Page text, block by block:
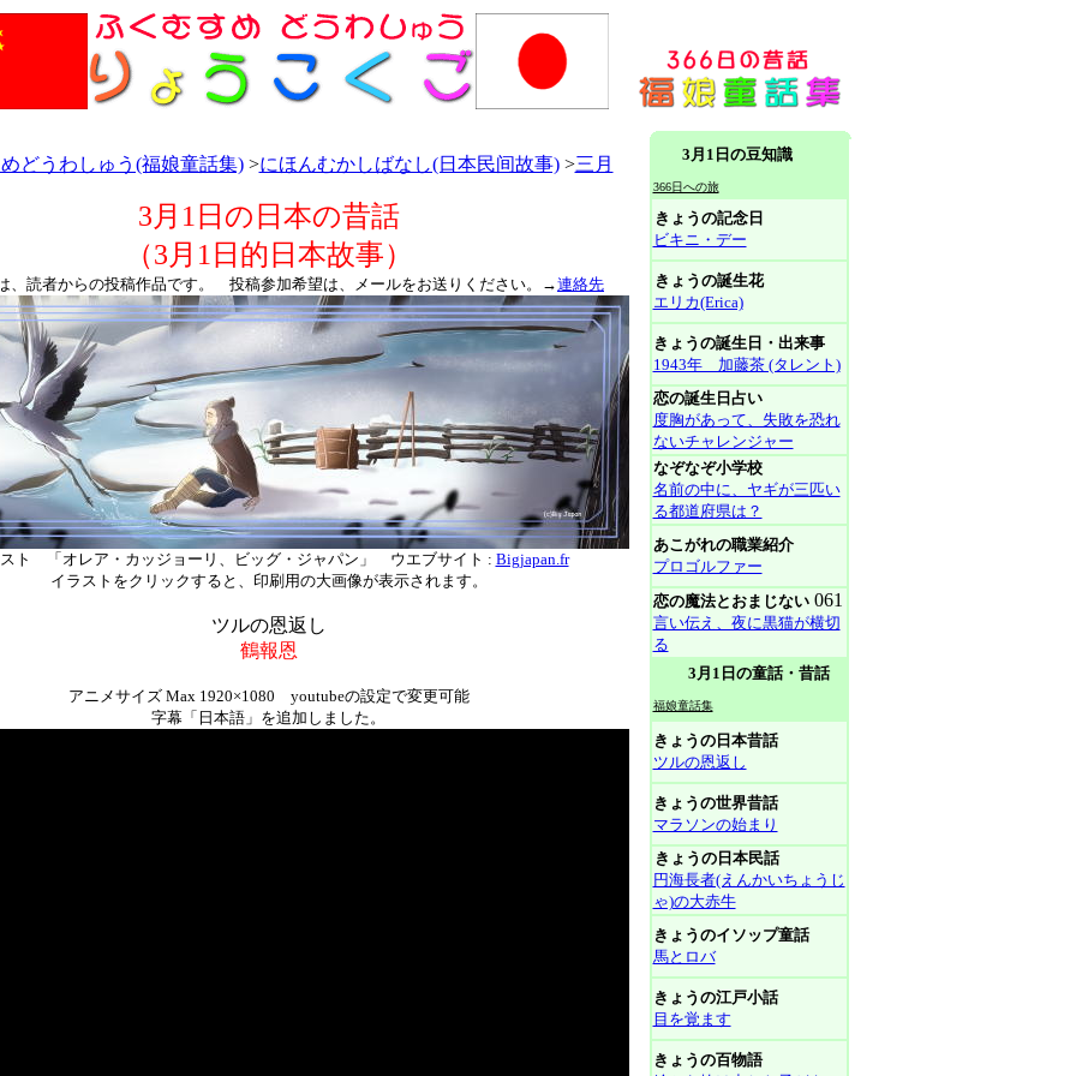
どうわしゅう(福娘童話集)>にほんむかしばなし(日本民间故事)>三月
3月1日の日本の昔話
（3月1日的日本故事）
、読者からの投稿作品です。 投稿参加希望は、メールをお送りください。→連絡先
ト 「オレア・カッジョーリ、ビッグ・ジャパン」 ウエブサイト : Bigjapan.fr
イラストをクリックすると、印刷用の大画像が表示されます。
ツルの恩返し
鶴報恩
アニメサイズ Max 1920×1080 youtubeの設定で変更可能
字幕「日本語」を追加しました。
3月1日の豆知識
366日への旅
きょうの記念日
ビキニ・デー
きょうの誕生花
エリカ(Erica)
きょうの誕生日・出来事
1943年 加藤茶 (タレント)
恋の誕生日占い
度胸があって、失敗を恐れ
ないチャレンジャー
なぞなぞ小学校
名前の中に、ヤギが三匹い
る都道府県は？
あこがれの職業紹介
プロゴルファー
恋の魔法とおまじない061
言い伝え、夜に黒猫が横切
る
3月1日の童話・昔話
福娘童話集
きょうの日本昔話
ツルの恩返し
きょうの世界昔話
マラソンの始まり
きょうの日本民話
円海長者(えんかいちょうじ
ゃ)の大赤牛
きょうのイソップ童話
馬とロバ
きょうの江戸小話
目を覚ます
きょうの百物語